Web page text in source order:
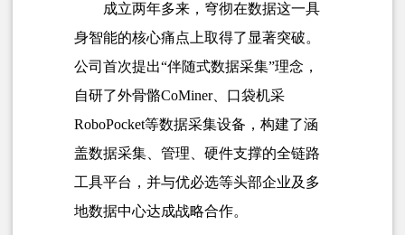
成立两年多来，穹彻在数据这一具
身智能的核心痛点上取得了显著突破。
公司首次提出“伴随式数据采集”理念，
自研了外骨骼CoMiner、口袋机采
RoboPocket等数据采集设备 ，构建了涵
盖数据采集、管理、硬件支撑的全链路
工具平台，并与优必选等头部企业及多
地数据中心达成战略合作。